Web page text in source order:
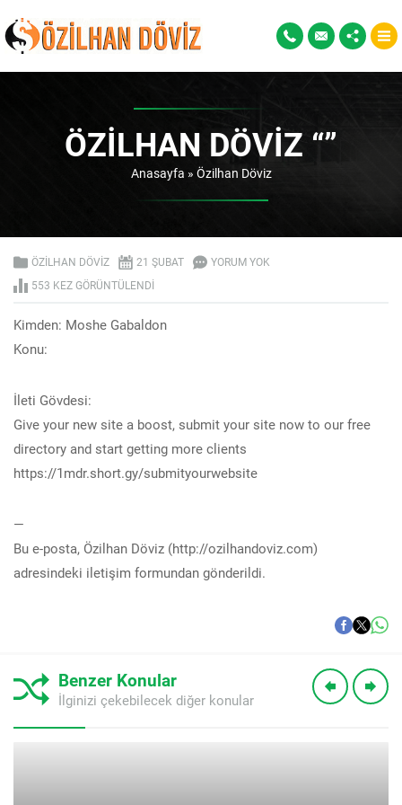
ÖZILHAN DÖVIZ “”
Anasayfa » Özilhan Döviz
ÖZILHAN DÖVIZ 21 ŞUBAT
YORUM YOK
553 KEZ GÖRÜNTÜLENDI
Kimden: Moshe Gabaldon
Konu:
İleti Gövdesi:
Give your new site a boost, submit your site now to our free
directory and start getting more clients
https://1mdr.short.gy/submityourwebsite
—
Bu e-posta, Özilhan Döviz (http://ozilhandoviz.com)
adresindeki iletişim formundan gönderildi.
Benzer Konular
İlginizi çekebilecek diğer konular